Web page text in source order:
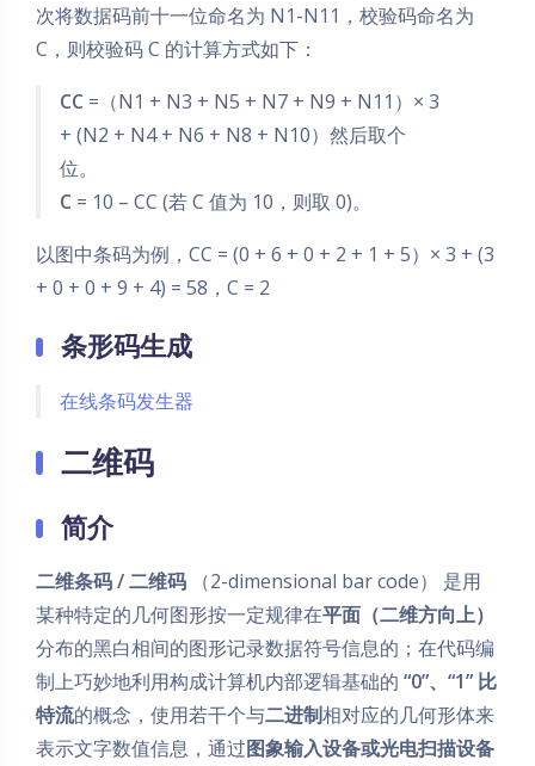
次将数据码前十一位命名为 N1-N11，校验码命名为
C，则校验码 C 的计算方式如下：
CC =（N1 + N3 + N5 + N7 + N9 + N11）× 3
+ (N2 + N4 + N6 + N8 + N10）然后取个
位。
C = 10 – CC (若 C 值为 10，则取 0)。
以图中条码为例，CC = (0 + 6 + 0 + 2 + 1 + 5）× 3 + (3
+ 0 + 0 + 9 + 4) = 58，C = 2
条形码生成
在线条码发生器
二维码
简介
二维条码 / 二维码 （2-dimensional bar code） 是用
某种特定的几何图形按一定规律在平面（二维方向上）
分布的黑白相间的图形记录数据符号信息的；在代码编
制上巧妙地利用构成计算机内部逻辑基础的 “0”、“1” 比
特流的概念，使用若干个与二进制相对应的几何形体来
表示文字数值信息，通过图象输入设备或光电扫描设备